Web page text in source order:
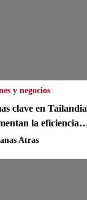
y negocios
clave en Tailandia
la eficiencia
y reducen la
Atras